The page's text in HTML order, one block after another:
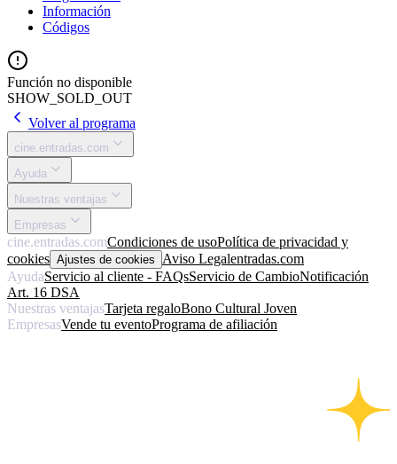
Información
Códigos
Función no disponible
SHOW_SOLD_OUT
Volver al programa
cine.entradas.com
Ayuda
Nuestras ventajas
Empresas
cine.entradas.comCondiciones de usoPolítica de privacidad y
cookies Ajustes de cookies Aviso Legalentradas.com
AyudaServicio al cliente - FAQsServicio de CambioNotificación
Art. 16 DSA
Nuestras ventajasTarjeta regaloBono Cultural Joven
EmpresasVende tu eventoPrograma de afiliación